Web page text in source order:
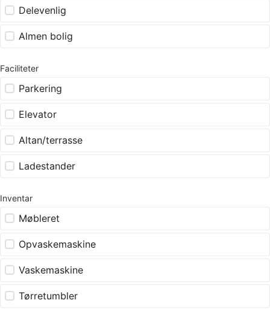
Delevenlig
Almen bolig
Faciliteter
Parkering
Elevator
Altan/terrasse
Ladestander
Inventar
Møbleret
Opvaskemaskine
Vaskemaskine
Tørretumbler